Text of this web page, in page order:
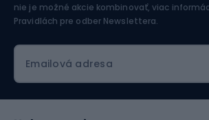
nie je možné akcie kombinovať, viac
Pravidlách pre odber Newslettera.
Emailová adresa